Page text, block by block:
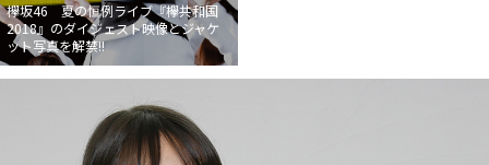
欅坂46 夏の恒例ライブ『欅共和国
2018』のダイジェスト映像とジャケ
ット写真を解禁!!